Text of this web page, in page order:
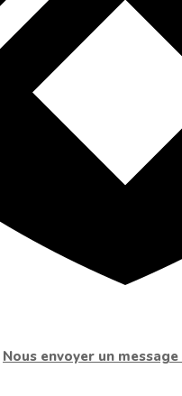
Nous envoyer un message